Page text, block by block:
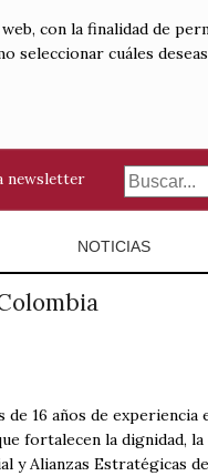
con la finalidad de
seleccionar cuáles
newsletter
NOTICIAS
16 años de
fortalecen la dignidad,
Alianzas Estratégicas